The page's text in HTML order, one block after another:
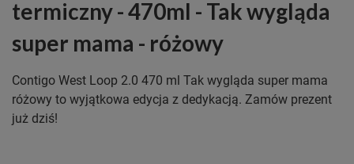
termiczny - 470ml - Tak wygląda
super mama - różowy
Contigo West Loop 2.0 470 ml Tak wygląda super mama
różowy to wyjątkowa edycja z dedykacją. Zamów prezent
już dziś!